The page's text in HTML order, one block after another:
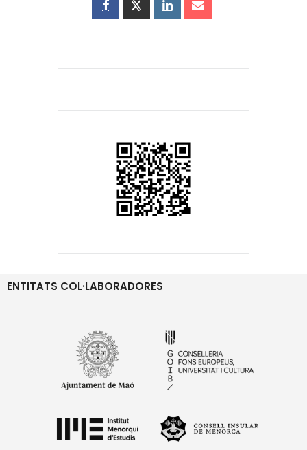
ENTITATS COL·LABORADORES